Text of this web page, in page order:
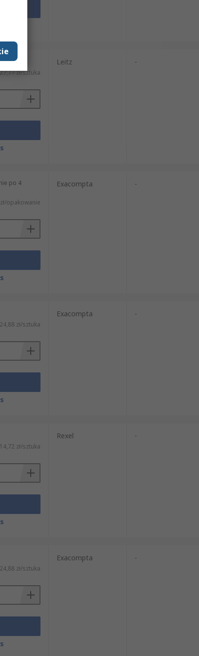
zł/sztuka
Leitz -
po 4
opakowanie
Exacompta -
zł/sztuka
Exacompta -
14,72 zł/sztuka
Rexel -
zł/sztuka
Exacompta -